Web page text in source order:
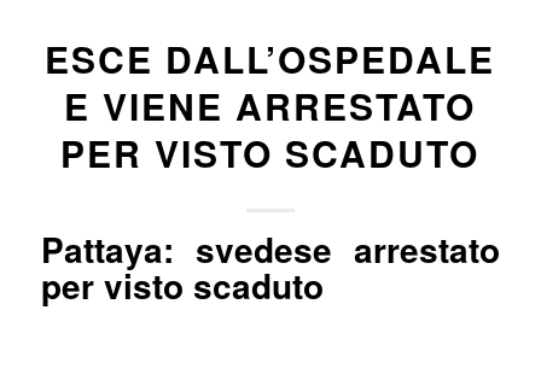
ESCE DALL’OSPEDALE
E VIENE ARRESTATO
PER VISTO SCADUTO
Pattaya: svedese arrestato
per visto scaduto